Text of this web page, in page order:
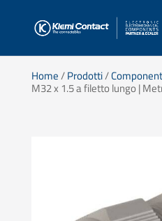
Home/Prodotti/
M32 x 1.5 a filetto lungo |